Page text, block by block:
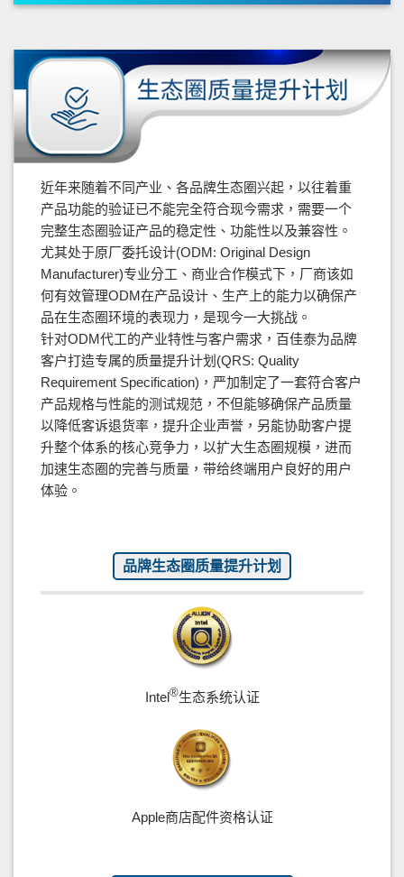
近年来随着不同产业、各品牌生态圈兴起，以往着重
产品功能的验证已不能完全符合现今需求，需要一个
完整生态圈验证产品的稳定性、功能性以及兼容性。
尤其处于原厂委托设计(ODM: Original Design
Manufacturer)专业分工、商业合作模式下，厂商该如
何有效管理ODM在产品设计、生产上的能力以确保产
品在生态圈环境的表现力，是现今一大挑战。
针对ODM代工的产业特性与客户需求，百佳泰为品牌
客户打造专属的质量提升计划(QRS: Quality
Requirement Specification)，严加制定了一套符合客户
产品规格与性能的测试规范，不但能够确保产品质量
以降低客诉退货率，提升企业声誉，另能协助客户提
升整个体系的核心竞争力，以扩大生态圈规模，进而
加速生态圈的完善与质量，带给终端用户良好的用户
体验。
品牌生态圈质量提升计划
Intel®生态系统认证
Apple商店配件资格认证